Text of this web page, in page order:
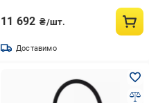
11 692 ₴/шт.
Доставимо